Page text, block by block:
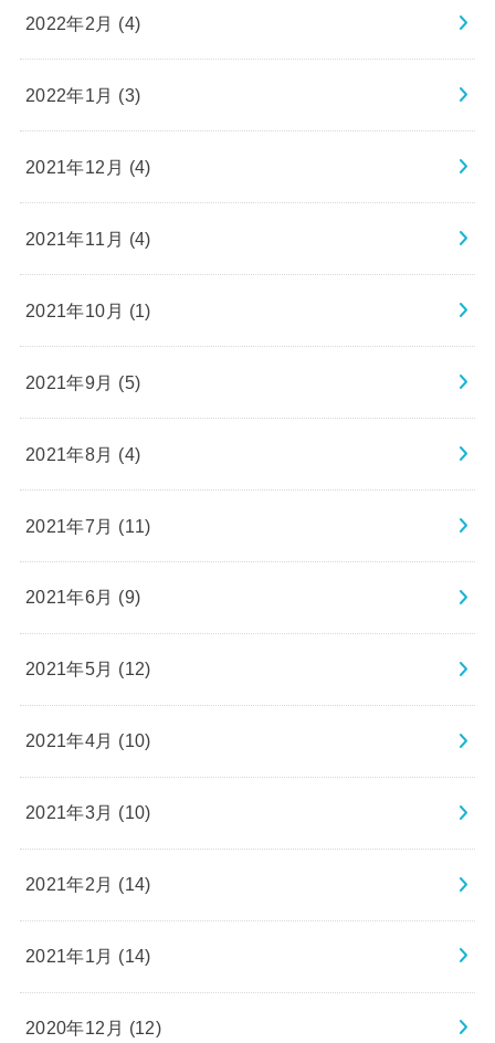
2022年2月 (4)
2022年1月 (3)
2021年12月 (4)
2021年11月 (4)
2021年10月 (1)
2021年9月 (5)
2021年8月 (4)
2021年7月 (11)
2021年6月 (9)
2021年5月 (12)
2021年4月 (10)
2021年3月 (10)
2021年2月 (14)
2021年1月 (14)
2020年12月 (12)